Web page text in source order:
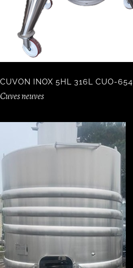
CUVON INOX 5HL 316L CUO-654
Cuves neuves